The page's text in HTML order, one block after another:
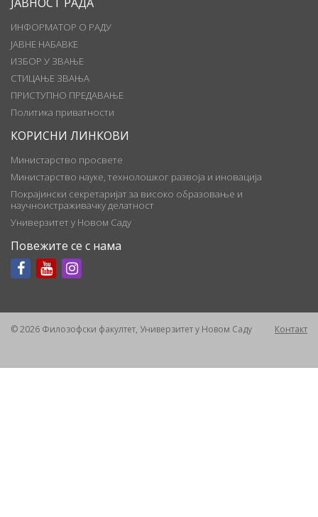
ИНФОРМАТОР О РАДУ
ЈАВНЕ НАБАВКЕ
ИЗБОР У ЗВАЊЕ
СТИЦАЊЕ ЗВАЊА
ПРИСТУПНО ПРЕДАВАЊЕ
Политика приватности
КОРИСНИ ЛИНКОВИ
Министарство просвете
Министарство науке, технолошког развоја и иновација
Покрајински секретаријат за високо образовање и
научноистраживачку делатност
Универзитет у Новом Саду
Повежите се с нама
© 2026 Филозофски факултет, Универзитет у Новом Саду Контакт